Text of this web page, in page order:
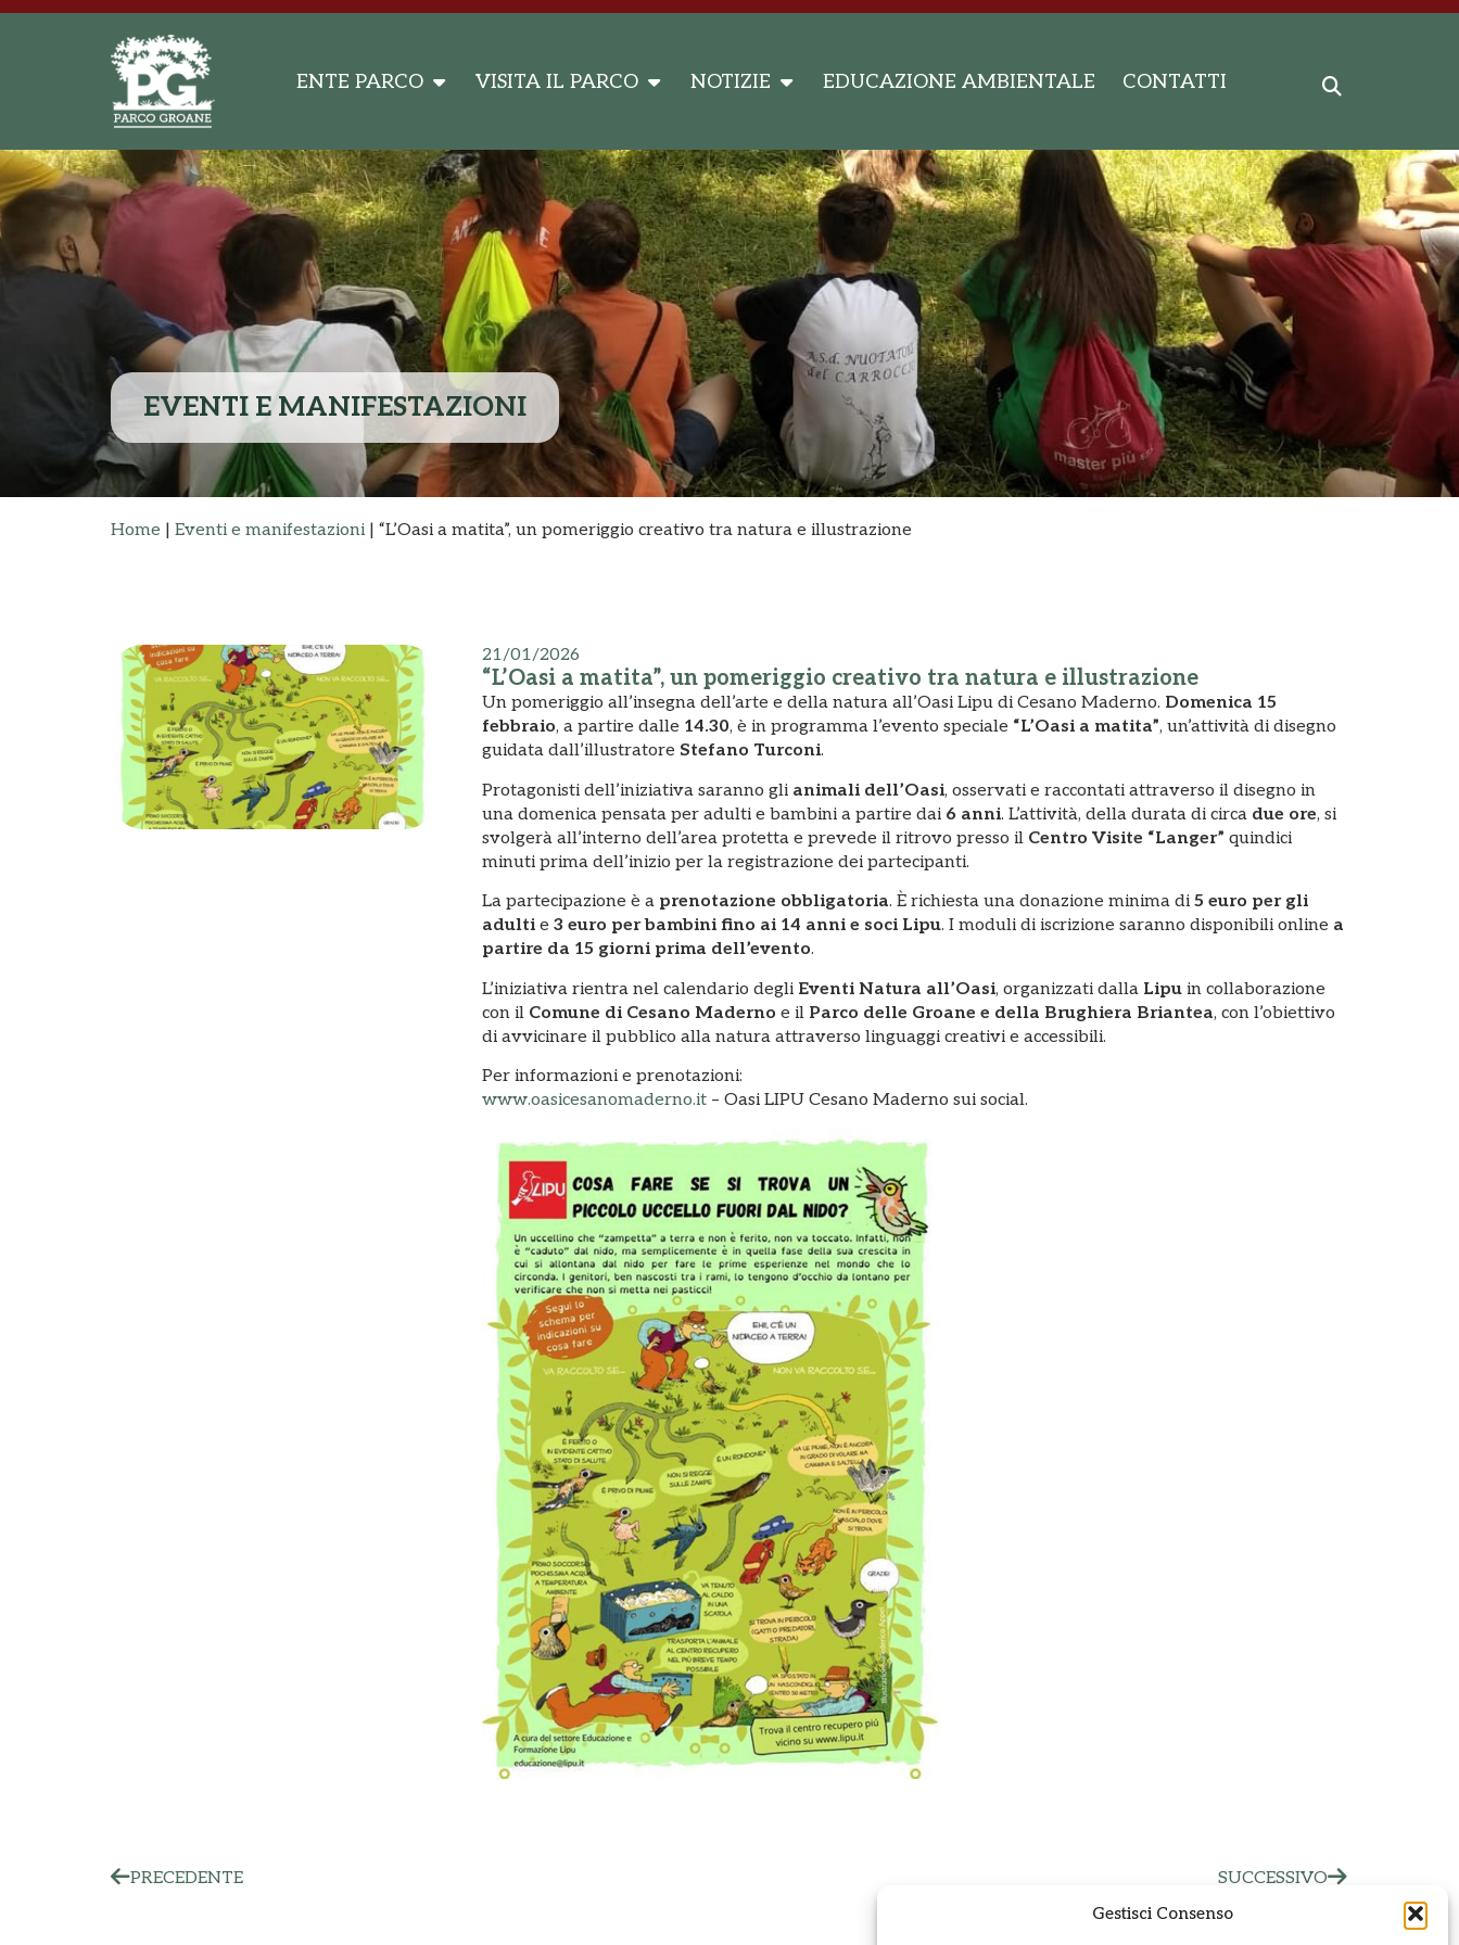
Gestisci Consenso
ENTE PARCO VISITA IL PARCO NOTIZIE EDUCAZIONE AMBIENTALE CONTATTI
EVENTI E MANIFESTAZIONI
Home | Eventi e manifestazioni | “L’Oasi a matita”, un pomeriggio creativo tra natura e illustrazione
21/01/2026
“L’Oasi a matita”, un pomeriggio creativo tra natura e illustrazione
Un pomeriggio all’insegna dell’arte e della natura all’Oasi Lipu di Cesano Maderno. Domenica 15
febbraio, a partire dalle 14.30, è in programma l’evento speciale “L’Oasi a matita”, un’attività di disegno
guidata dall’illustratore Stefano Turconi.
Protagonisti dell’iniziativa saranno gli animali dell’Oasi, osservati e raccontati attraverso il disegno in
una domenica pensata per adulti e bambini a partire dai 6 anni. L’attività, della durata di circa due ore, si
svolgerà all’interno dell’area protetta e prevede il ritrovo presso il Centro Visite “Langer” quindici
minuti prima dell’inizio per la registrazione dei partecipanti.
La partecipazione è a prenotazione obbligatoria. È richiesta una donazione minima di 5 euro per gli
adulti e 3 euro per bambini fino ai 14 anni e soci Lipu. I moduli di iscrizione saranno disponibili online a
partire da 15 giorni prima dell’evento.
L’iniziativa rientra nel calendario degli Eventi Natura all’Oasi, organizzati dalla Lipu in collaborazione
con il Comune di Cesano Maderno e il Parco delle Groane e della Brughiera Briantea, con l’obiettivo
di avvicinare il pubblico alla natura attraverso linguaggi creativi e accessibili.
Per informazioni e prenotazioni:
www.oasicesanomaderno.it – Oasi LIPU Cesano Maderno sui social.
PRECEDENTE SUCCESSIVO